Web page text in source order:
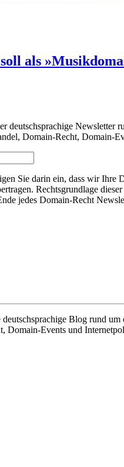
als
deutschsprachige Newsletter
Domain-Recht, Domain-
Sie darin ein, dass wir
Rechtsgrundlage
jedes Domain-Recht
Blog rund
Domain-Events und